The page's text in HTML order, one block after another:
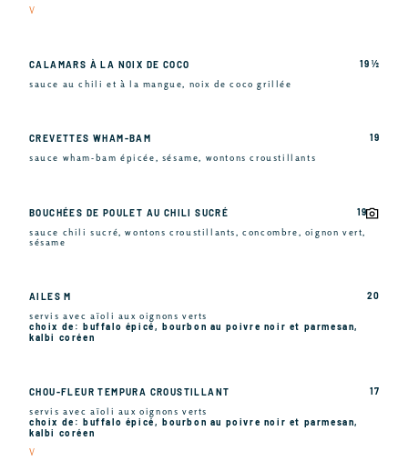
V
CALAMARS À LA NOIX DE COCO
sauce au chili et à la mangue, noix de coco grillée
19 ½
CREVETTES WHAM-BAM
sauce wham-bam épicée, sésame, wontons croustillants
19
BOUCHÉES DE POULET AU CHILI SUCRÉ
sauce chili sucré, wontons croustillants, concombre, oignon vert,
sésame
19
AILES M
servis avec aïoli aux oignons verts
choix de: buffalo épicé, bourbon au poivre noir et parmesan,
kalbi coréen
20
CHOU-FLEUR TEMPURA CROUSTILLANT
servis avec aïoli aux oignons verts
choix de: buffalo épicé, bourbon au poivre noir et parmesan,
kalbi coréen
V
17